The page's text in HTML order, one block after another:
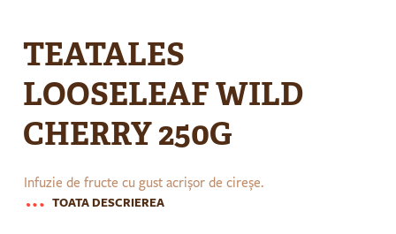
the
images
TEATALES
LOOSELEAF WILD
CHERRY 250G
Infuzie de fructe cu gust acrișor de cireșe.
TOATA DESCRIEREA